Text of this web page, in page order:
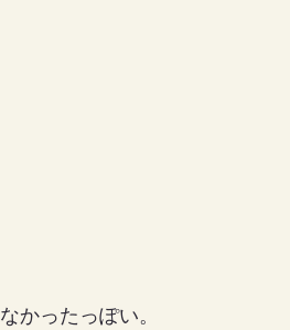
かったっぽい。